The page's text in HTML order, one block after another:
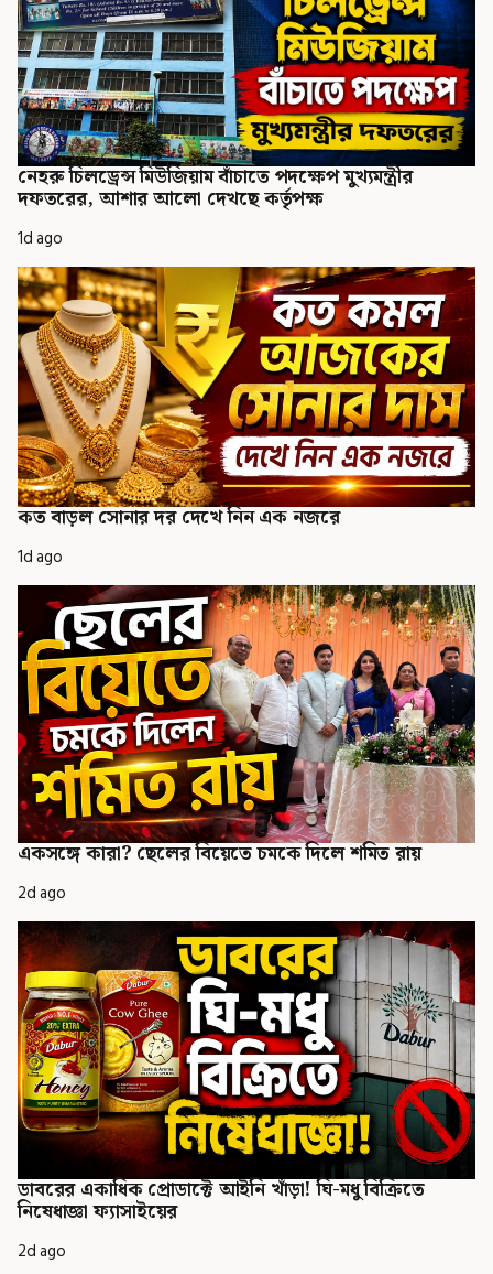
নেহরু চিলড্রেন্স মিউজিয়াম বাঁচাতে পদক্ষেপ মুখ্যমন্ত্রীর
দফতরের, আশার আলো দেখছে কর্তৃপক্ষ
1d ago
কত বাড়ল সোনার দর দেখে নিন এক নজরে
1d ago
একসঙ্গে কারা? ছেলের বিয়েতে চমকে দিলে শমিত রায়
2d ago
ডাবরের একাধিক প্রোডাক্টে আইনি খাঁড়া! ঘি-মধু বিক্রিতে
নিষেধাজ্ঞা ফ্যাসাইয়ের
2d ago